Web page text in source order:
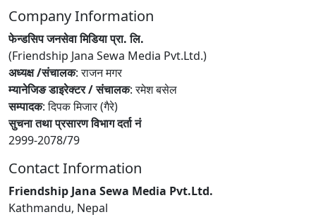
Company Information
फेन्डसिप जनसेवा मिडिया प्रा. लि.
(Friendship Jana Sewa Media Pvt.Ltd.)
अध्यक्ष /संचालक: राजन मगर
म्यानेजिङ डाइरेक्टर / संचालक: रमेश बसेल
सम्पादक: दिपक मिजार (गैरे)
सुचना तथा प्रसारण विभाग दर्ता नं
2999-2078/79
Contact Information
Friendship Jana Sewa Media Pvt.Ltd.
Kathmandu, Nepal